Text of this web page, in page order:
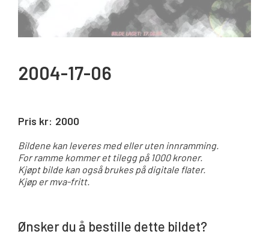
2004-17-06
Pris kr: 2000
Bildene kan leveres med eller uten innramming.
For ramme kommer et tilegg på 1000 kroner.
Kjøpt bilde kan også brukes på digitale flater.
Kjøp er mva-fritt.
Ønsker du å bestille dette bildet?